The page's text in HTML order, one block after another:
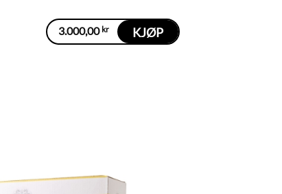
3.000,00 kr KJØP